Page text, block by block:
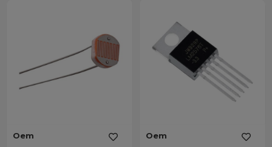
Oem Oem